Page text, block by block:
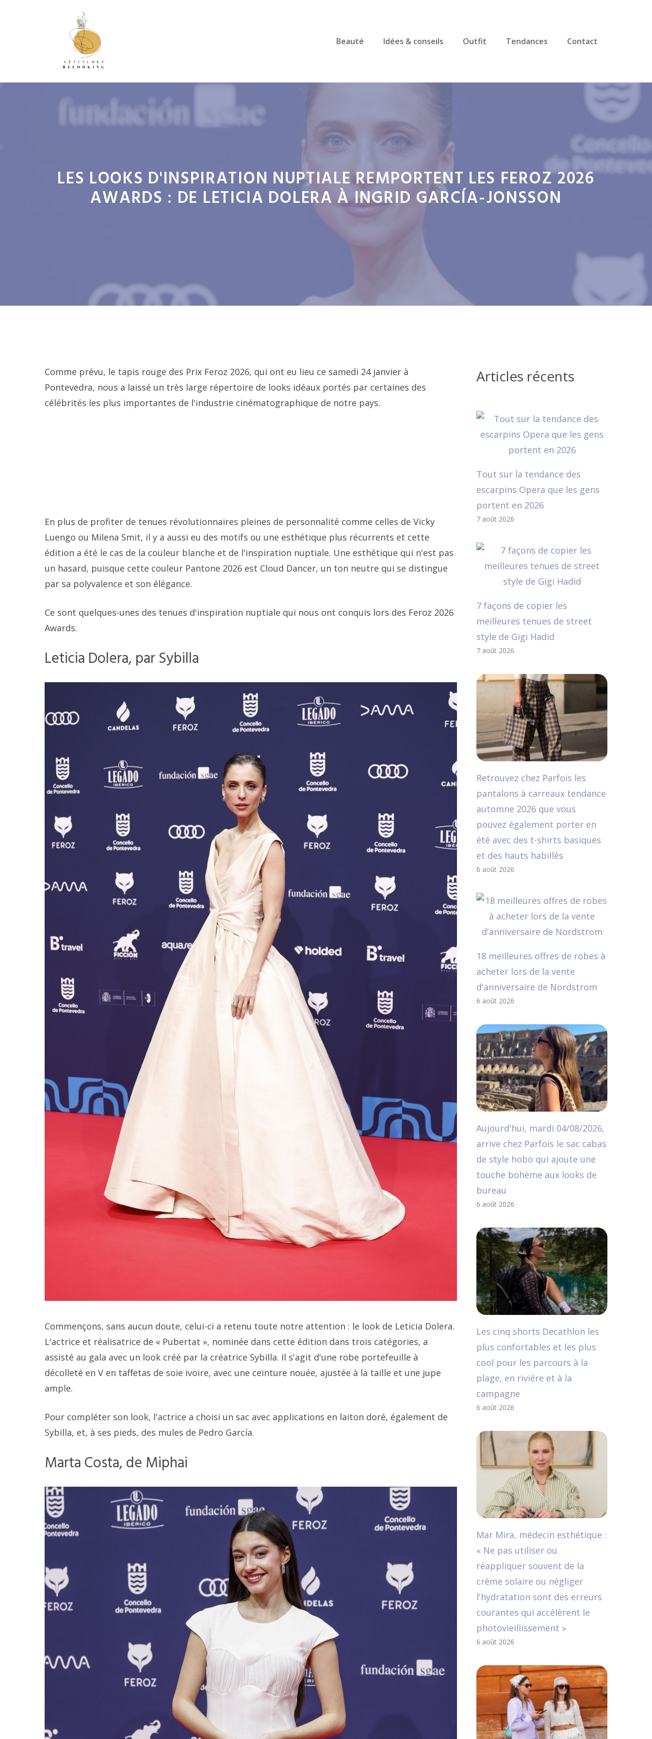
Beauté Idées & conseils Outfit Tendances Contact
LES LOOKS D'INSPIRATION NUPTIALE REMPORTENT LES FEROZ 2026
AWARDS : DE LETICIA DOLERA À INGRID GARCÍA-JONSSON
Comme prévu, le tapis rouge des Prix Feroz 2026, qui ont eu lieu ce samedi 24 janvier à
Pontevedra, nous a laissé un très large répertoire de looks idéaux portés par certaines des
célébrités les plus importantes de l'industrie cinématographique de notre pays.
En plus de profiter de tenues révolutionnaires pleines de personnalité comme celles de Vicky
Luengo ou Milena Smit, il y a aussi eu des motifs ou une esthétique plus récurrents et cette
édition a été le cas de la couleur blanche et de l'inspiration nuptiale. Une esthétique qui n'est pas
un hasard, puisque cette couleur Pantone 2026 est Cloud Dancer, un ton neutre qui se distingue
par sa polyvalence et son élégance.
Ce sont quelques-unes des tenues d'inspiration nuptiale qui nous ont conquis lors des Feroz 2026
Awards.
Leticia Dolera, par Sybilla
Commençons, sans aucun doute, celui-ci a retenu toute notre attention : le look de Leticia Dolera.
L'actrice et réalisatrice de « Pubertat », nominée dans cette édition dans trois catégories, a
assisté au gala avec un look créé par la créatrice Sybilla. Il s'agit d'une robe portefeuille à
décolleté en V en taffetas de soie ivoire, avec une ceinture nouée, ajustée à la taille et une jupe
ample.
Pour compléter son look, l'actrice a choisi un sac avec applications en laiton doré, également de
Sybilla, et, à ses pieds, des mules de Pedro García.
Marta Costa, de Miphai
Articles récents
Tout sur la tendance des
escarpins Opera que les gens
portent en 2026
7 août 2026
7 façons de copier les
meilleures tenues de street
style de Gigi Hadid
7 août 2026
Retrouvez chez Parfois les
pantalons à carreaux tendance
automne 2026 que vous
pouvez également porter en
été avec des t-shirts basiques
et des hauts habillés
6 août 2026
18 meilleures offres de robes à
acheter lors de la vente
d'anniversaire de Nordstrom
6 août 2026
Aujourd'hui, mardi 04/08/2026,
arrive chez Parfois le sac cabas
de style hobo qui ajoute une
touche bohème aux looks de
bureau
6 août 2026
Les cinq shorts Decathlon les
plus confortables et les plus
cool pour les parcours à la
plage, en rivière et à la
campagne
6 août 2026
Mar Mira, médecin esthétique :
« Ne pas utiliser ou
réappliquer souvent de la
crème solaire ou négliger
l'hydratation sont des erreurs
courantes qui accélèrent le
photovieillissement »
6 août 2026